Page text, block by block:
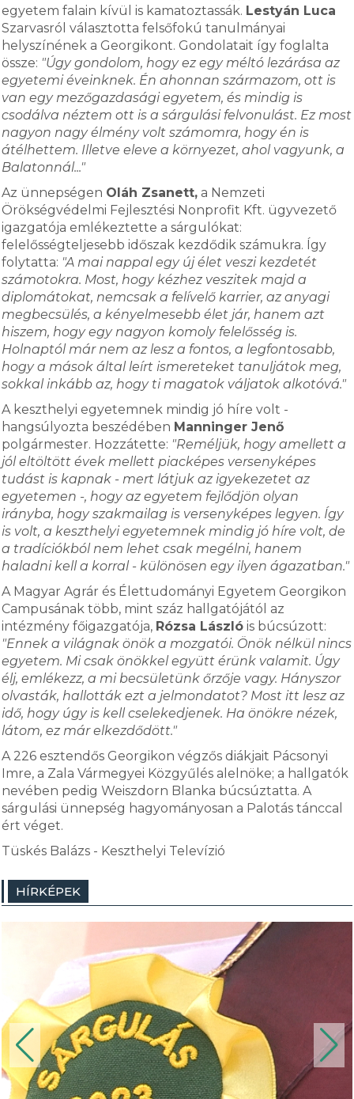
egyetem falain kívül is kamatoztassák. Lestyán Luca
Szarvasról választotta felsőfokú tanulmányai
helyszínének a Georgikont. Gondolatait így foglalta
össze: "Úgy gondolom, hogy ez egy méltó lezárása az
egyetemi éveinknek. Én ahonnan származom, ott is
van egy mezőgazdasági egyetem, és mindig is
csodálva néztem ott is a sárgulási felvonulást. Ez most
nagyon nagy élmény volt számomra, hogy én is
átélhettem. Illetve eleve a környezet, ahol vagyunk, a
Balatonnál..."
Az ünnepségen Oláh Zsanett, a Nemzeti
Örökségvédelmi Fejlesztési Nonprofit Kft. ügyvezető
igazgatója emlékeztette a sárgulókat:
felelősségteljesebb időszak kezdődik számukra. Így
folytatta: "A mai nappal egy új élet veszi kezdetét
számotokra. Most, hogy kézhez veszitek majd a
diplomátokat, nemcsak a felívelő karrier, az anyagi
megbecsülés, a kényelmesebb élet jár, hanem azt
hiszem, hogy egy nagyon komoly felelősség is.
Holnaptól már nem az lesz a fontos, a legfontosabb,
hogy a mások által leírt ismereteket tanuljátok meg,
sokkal inkább az, hogy ti magatok váljatok alkotóvá."
A keszthelyi egyetemnek mindig jó híre volt -
hangsúlyozta beszédében Manninger Jenő
polgármester. Hozzátette: "Reméljük, hogy amellett a
jól eltöltött évek mellett piacképes versenyképes
tudást is kapnak - mert látjuk az igyekezetet az
egyetemen -, hogy az egyetem fejlődjön olyan
irányba, hogy szakmailag is versenyképes legyen. Így
is volt, a keszthelyi egyetemnek mindig jó híre volt, de
a tradíciókból nem lehet csak megélni, hanem
haladni kell a korral - különösen egy ilyen ágazatban."
A Magyar Agrár és Élettudományi Egyetem Georgikon
Campusának több, mint száz hallgatójától az
intézmény főigazgatója, Rózsa László is búcsúzott:
"Ennek a világnak önök a mozgatói. Önök nélkül nincs
egyetem. Mi csak önökkel együtt érünk valamit. Úgy
élj, emlékezz, a mi becsületünk őrzője vagy. Hányszor
olvasták, hallották ezt a jelmondatot? Most itt lesz az
idő, hogy úgy is kell cselekedjenek. Ha önökre nézek,
látom, ez már elkezdődött."
A 226 esztendős Georgikon végzős diákjait Pácsonyi
Imre, a Zala Vármegyei Közgyűlés alelnöke; a hallgatók
nevében pedig Weiszdorn Blanka búcsúztatta. A
sárgulási ünnepség hagyományosan a Palotás tánccal
ért véget.
Tüskés Balázs - Keszthelyi Televízió
HÍRKÉPEK